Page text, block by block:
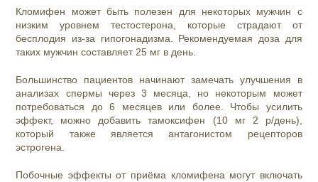
Кломифен может быть полезен для некоторых мужчин с
низким уровнем тестостерона, которые страдают от
бесплодия из-за гипогонадизма. Рекомендуемая доза для
таких мужчин составляет 25 мг в день.
Большинство пациентов начинают замечать улучшения в
анализах спермы через 3 месяца, но некоторым может
потребоваться до 6 месяцев или более. Чтобы усилить
эффект, можно добавить тамоксифен (10 мг 2 р/день),
который также является антагонистом рецепторов
эстрогена.
Побочные эффекты от приёма кломифена могут включать